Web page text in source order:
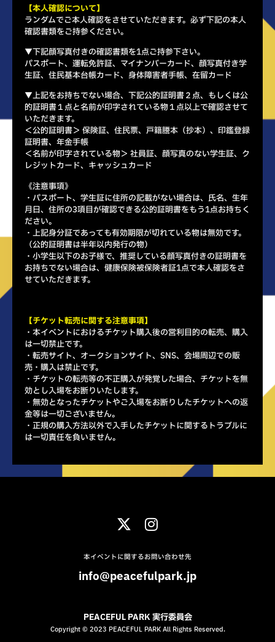
【本人確認について】
ランダムでご本人確認をさせていただきます。必ず下記の本人
確認書類をご持参ください。
▼下記顔写真付きの確認書類を1点ご持参下さい。
パスポート、運転免許証、マイナンバーカード、顔写真付き学
生証、住民基本台帳カード、身体障害者手帳、在留カード
▼上記をお持ちでない場合、下記公的証明書２点、もしくは公
的証明書１点と名前が印字されている物１点以上で確認させて
いただきます。
＜公的証明書＞ 保険証、住民票、戸籍謄本（抄本）、印鑑登録
証明書、年金手帳
＜名前が印字されている物＞ 社員証、顔写真のない学生証、ク
レジットカード、キャッシュカード
《注意事項》
・パスポート、学生証に住所の記載がない場合は、氏名、生年
月日、住所の3項目が確認できる公的証明書をもう1点お持ちく
ださい。
・上記身分証であっても有効期限が切れている物は無効です。
（公的証明書は半年以内発行の物）
・小学生以下のお子様で、推奨している顔写真付きの証明書を
お持ちでない場合は、健康保険被保険者証1点で本人確認をさ
せていただきます。
【チケット転売に関する注意事項】
・本イベントにおけるチケット購入後の営利目的の転売、購入
は一切禁止です。
・転売サイト、オークションサイト、SNS、会場周辺での販
売・購入は禁止です。
・チケットの転売等の不正購入が発覚した場合、チケットを無
効とし入場をお断りいたします。
・無効となったチケットやご入場をお断りしたチケットへの返
金等は一切ございません。
・正規の購入方法以外で入手したチケットに関するトラブルに
は一切責任を負いません。
本イベントに関するお問い合わせ先
info@peacefulpark.jp
PEACEFUL PARK 実行委員会
Copyright © 2023 PEACEFUL PARK All Rights Reserved.